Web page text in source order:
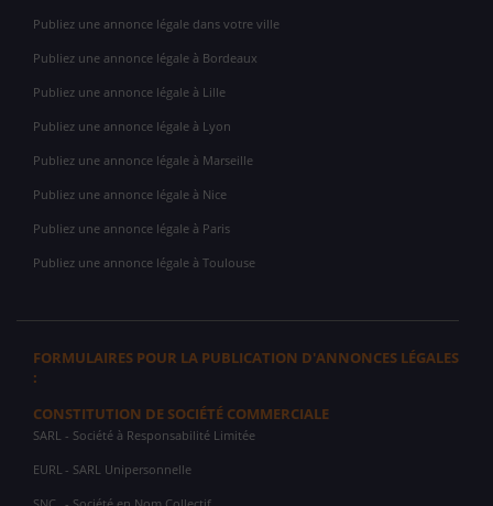
Publiez une annonce légale dans votre ville
Publiez une annonce légale à Bordeaux
Publiez une annonce légale à Lille
Publiez une annonce légale à Lyon
Publiez une annonce légale à Marseille
Publiez une annonce légale à Nice
Publiez une annonce légale à Paris
Publiez une annonce légale à Toulouse
FORMULAIRES POUR LA PUBLICATION D'ANNONCES LÉGALES
:
CONSTITUTION DE SOCIÉTÉ COMMERCIALE
SARL - Société à Responsabilité Limitée
EURL - SARL Unipersonnelle